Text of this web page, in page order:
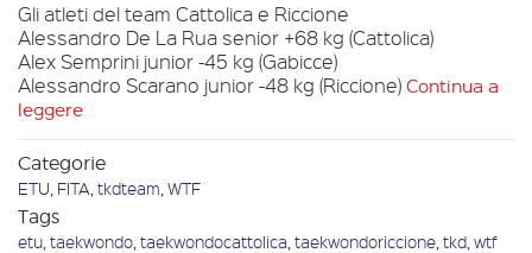
Gli atleti del team Cattolica e Riccione
Alessandro De La Rua senior +68 kg (Cattolica)
Alex Semprini junior -45 kg (Gabicce)
Alessandro Scarano junior -48 kg (Riccione) Continua a
leggere
Categorie
ETU FITA tkdteam WTF
Tags
etu taekwondo taekwondocattolica taekwondoriccione tkd wtf